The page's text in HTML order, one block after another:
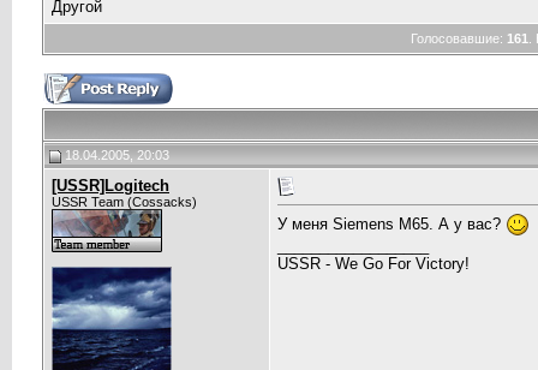
Другой
Голосовавшие: 161
18.04.2005, 20:03
[USSR]Logitech
USSR Team (Cossacks)
У меня Siemens M65. А у вас?
USSR - We Go For Victory!